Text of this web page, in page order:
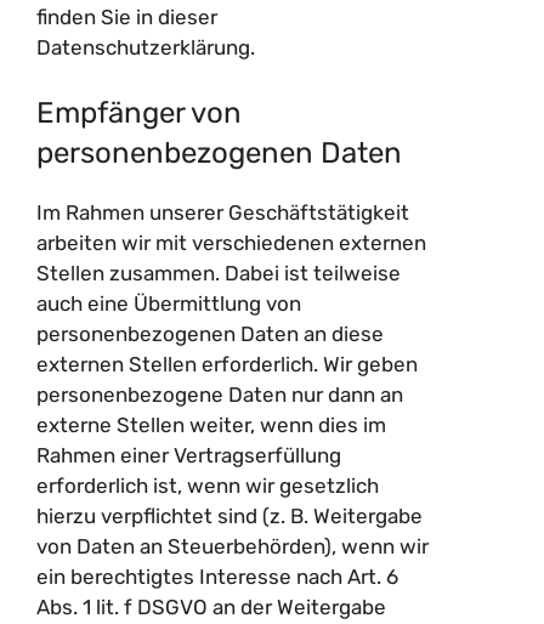
finden Sie in dieser
Datenschutzerklärung.
Empfänger von
personenbezogenen Daten
Im Rahmen unserer Geschäftstätigkeit
arbeiten wir mit verschiedenen externen
Stellen zusammen. Dabei ist teilweise
auch eine Übermittlung von
personenbezogenen Daten an diese
externen Stellen erforderlich. Wir geben
personenbezogene Daten nur dann an
externe Stellen weiter, wenn dies im
Rahmen einer Vertragserfüllung
erforderlich ist, wenn wir gesetzlich
hierzu verpflichtet sind (z. B. Weitergabe
von Daten an Steuerbehörden), wenn wir
ein berechtigtes Interesse nach Art. 6
Abs. 1 lit. f DSGVO an der Weitergabe